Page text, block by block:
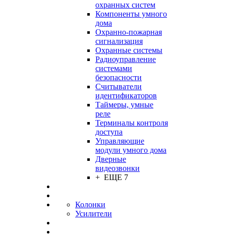
охранных систем
Компоненты умного
дома
Охранно-пожарная
сигнализация
Охранные системы
Радиоуправление
системами
безопасности
Считыватели
идентификаторов
Таймеры, умные
реле
Терминалы контроля
доступа
Управляющие
модули умного дома
Дверные
видеозвонки
+ ЕЩЕ 7
Колонки
Усилители